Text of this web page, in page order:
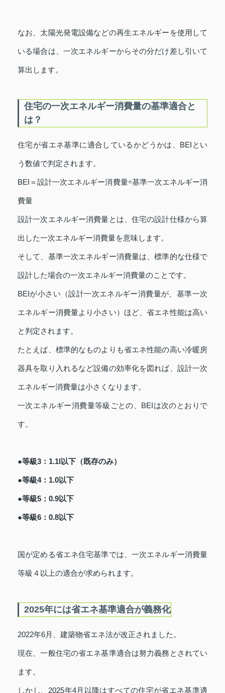
なお、太陽光発電設備などの再生エネルギーを使用して
いる場合は、一次エネルギーからその分だけ差し引いて
算出します。
住宅の一次エネルギー消費量の基準適合と
は？
住宅が省エネ基準に適合しているかどうかは、BEIとい
う数値で判定されます。
BEI＝設計一次エネルギー消費量÷基準一次エネルギー消
費量
設計一次エネルギー消費量とは、住宅の設計仕様から算
出した一次エネルギー消費量を意味します。
そして、基準一次エネルギー消費量は、標準的な仕様で
設計した場合の一次エネルギー消費量のことです。
BEIが小さい（設計一次エネルギー消費量が、基準一次
エネルギー消費量より小さい）ほど、省エネ性能は高い
と判定されます。
たとえば、標準的なものよりも省エネ性能の高い冷暖房
器具を取り入れるなど設備の効率化を図れば、設計一次
エネルギー消費量は小さくなります。
一次エネルギー消費量等級ごとの、BEIは次のとおりで
す。
●等級3：1.1l以下（既存のみ）
●等級4：1.0以下
●等級5：0.9以下
●等級6：0.8以下
国が定める省エネ住宅基準では、一次エネルギー消費量
等級４以上の適合が求められます。
2025年には省エネ基準適合が義務化
2022年6月、建築物省エネ法が改正されました。
現在、一般住宅の省エネ基準適合は努力義務とされてい
ます。
しかし、2025年4月以降はすべての住宅が省エネ基準適